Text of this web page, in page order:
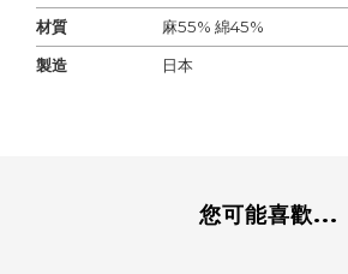
材質
麻55% 綿45%
製造
日本
您可能喜歡...